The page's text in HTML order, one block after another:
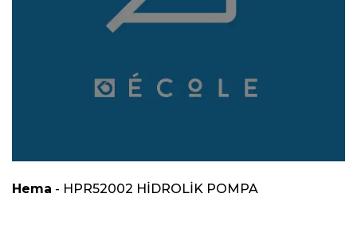
Hema - HPR52002 HİDROLİK POMPA